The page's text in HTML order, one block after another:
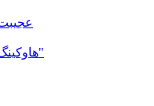
هاوكينگ : "موجودات فضايي وجود دارند"